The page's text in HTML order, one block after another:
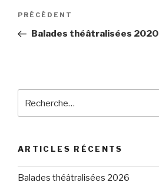
Navigation
l’article
Article
précédent
PRÉCÉDENT
Balades théâtralisées 2020
ARTICLES RÉCENTS
Balades théâtralisées 2026